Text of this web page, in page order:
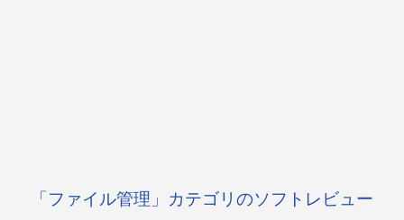
「ファイル管理」カテゴリのソフトレビュー